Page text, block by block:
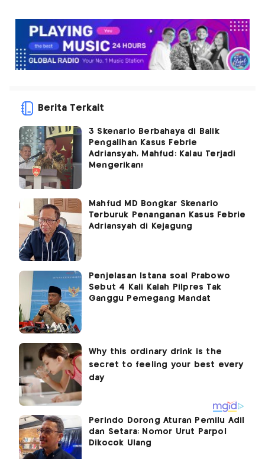
Berita Terkait
3 Skenario Berbahaya di Balik
Pengalihan Kasus Febrie
Adriansyah, Mahfud: Kalau Terjadi
Mengerikan!
Mahfud MD Bongkar Skenario
Terburuk Penanganan Kasus Febrie
Adriansyah di Kejagung
Penjelasan Istana soal Prabowo
Sebut 4 Kali Kalah Pilpres Tak
Ganggu Pemegang Mandat
Perindo Dorong Aturan Pemilu Adil
dan Setara: Nomor Urut Parpol
Dikocok Ulang